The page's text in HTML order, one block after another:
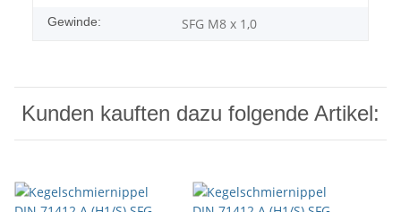
Gewinde: SFG M8 x 1,0
Kunden kauften dazu folgende Artikel: